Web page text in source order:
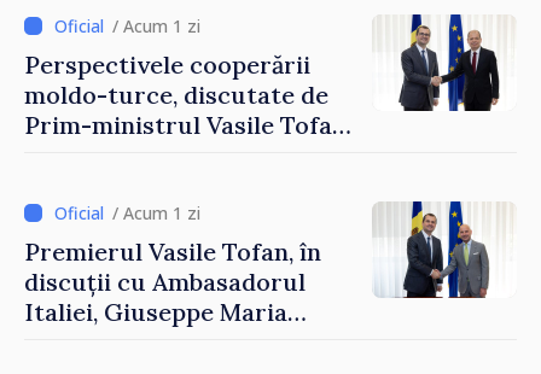
Reuniune la Moghiliov-
Podolsk
/ Acum 1 zi
Perspectivele cooperării
moldo-turce, discutate de
Prim-ministrul Vasile Tofan
/ Acum 1 zi
Premierul Vasile Tofan, în
discuții cu Ambasadorul
Italiei, Giuseppe Maria